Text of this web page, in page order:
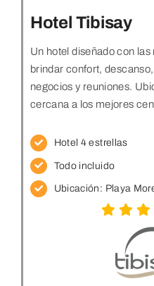
Hotel Tibisay
Un hotel diseñado con
brindar confort,
negocios y reuniones.
cercana a los mejores
Hotel 4 estrellas
Todo incluido
Ubicación: Playa